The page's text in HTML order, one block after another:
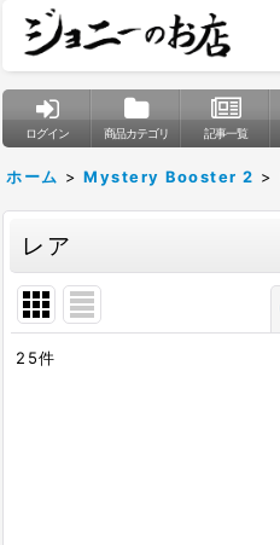
ログイン 商品カテゴリ 記事一覧
ホーム > Mystery Booster 2 >
レア
25件